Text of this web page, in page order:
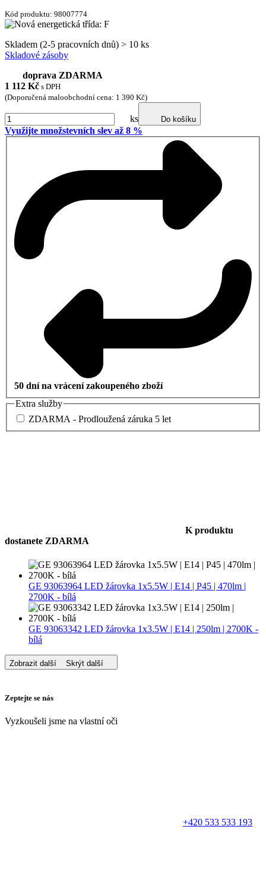
Kód produktu: 98007774
Skladem (2-5 pracovních dnů) > 10 ks
Skladové zásoby
doprava ZDARMA
1 112 Kč s DPH
(Doporučená maloobchodní cena: 1 390 Kč)
ks Do košíku
Využijte množstevních slev až 8 %
50 dní na vrácení zakoupeného zboží
Extra služby
ZDARMA - Prodloužená záruka 5 let
K produktu
dostanete ZDARMA
GE 93063964 LED žárovka 1x5.5W | E14 | P45 | 470lm |
2700K - bílá
GE 93063342 LED žárovka 1x3.5W | E14 | 250lm | 2700K -
bílá
Zobrazit další Skrýt další
Zeptejte se nás
Vyzkoušeli jsme na vlastní oči
+420 533 533 193